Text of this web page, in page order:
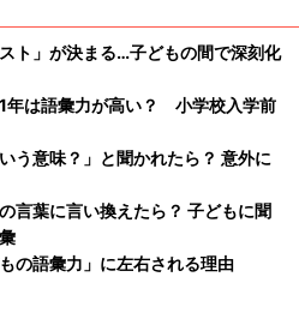
ト」が決まる…子どもの間で深刻化
年は語彙力が高い？ 小学校入学前
う意味？」と聞かれたら？ 意外に
言葉に言い換えたら？ 子どもに聞
の語彙力」に左右される理由